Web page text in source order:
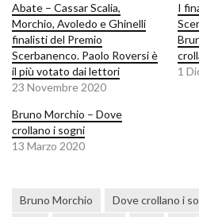
Abate – Cassar Scalia,
Morchio, Avoledo e Ghinelli
finalisti del Premio
Scerbanenco. Paolo Roversi è
il più votato dai lettori
23 Novembre 2020
I
1
Bruno Morchio – Dove
crollano i sogni
13 Marzo 2020
Bruno Morchio Dove crollano i